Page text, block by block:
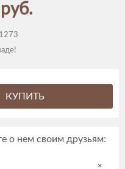
КУПИТЬ
о нем своим друзьям:
×